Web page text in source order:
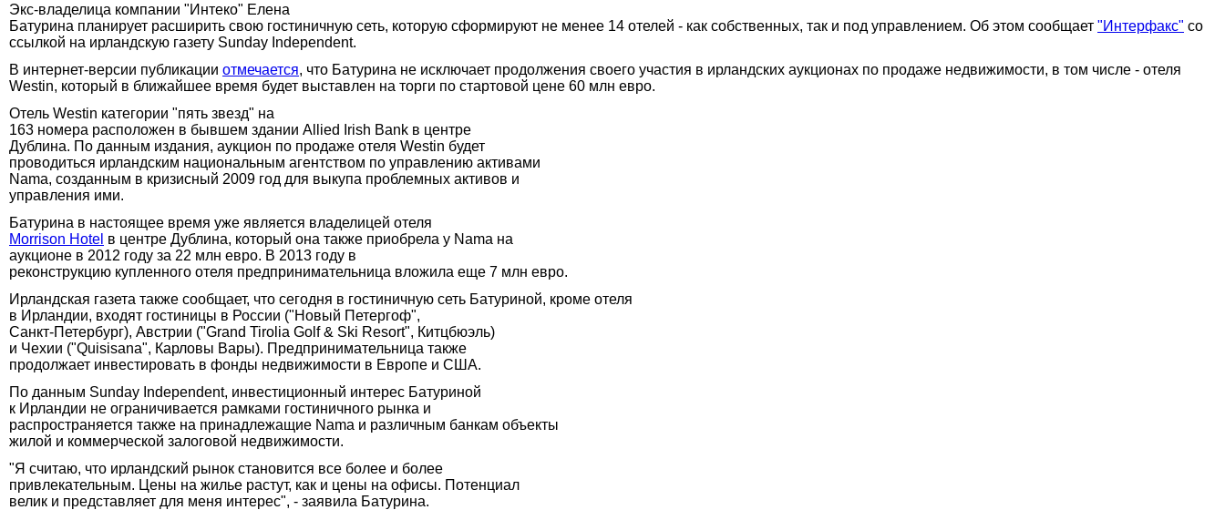
Экс-владелица компании "Интеко" Елена
Батурина планирует расширить свою гостиничную сеть, которую сформируют не менее 14 отелей - как собственных, так и под управлением. Об этом сообщает "Интерфакс" со
ссылкой на ирландскую газету Sunday Independent.
В интернет-версии публикации отмечается, что Батурина не исключает продолжения своего участия в ирландских аукционах по продаже недвижимости, в том числе - отеля
Westin, который в ближайшее время будет выставлен на торги по стартовой цене 60 млн евро.
Отель Westin категории "пять звезд" на
163 номера расположен в бывшем здании Allied Irish Bank в центре
Дублина. По данным издания, аукцион по продаже отеля Westin будет
проводиться ирландским национальным агентством по управлению активами
Nama, созданным в кризисный 2009 год для выкупа проблемных активов и
управления ими.
Батурина в настоящее время уже является владелицей отеля
Morrison Hotel в центре Дублина, который она также приобрела у Nama на
аукционе в 2012 году за 22 млн евро. В 2013 году в
реконструкцию купленного отеля предпринимательница вложила еще 7 млн евро.
Ирландская газета также сообщает, что сегодня в гостиничную сеть Батуриной, кроме отеля
в Ирландии, входят гостиницы в России ("Новый Петергоф",
Санкт-Петербург), Австрии ("Grand Tirolia Golf & Ski Resort", Китцбюэль)
и Чехии ("Quisisana", Карловы Вары). Предпринимательница также
продолжает инвестировать в фонды недвижимости в Европе и США.
По данным Sunday Independent, инвестиционный интерес Батуриной
к Ирландии не ограничивается рамками гостиничного рынка и
распространяется также на принадлежащие Nama и различным банкам объекты
жилой и коммерческой залоговой недвижимости.
"Я считаю, что ирландский рынок становится все более и более
привлекательным. Цены на жилье растут, как и цены на офисы. Потенциал
велик и представляет для меня интерес", - заявила Батурина.